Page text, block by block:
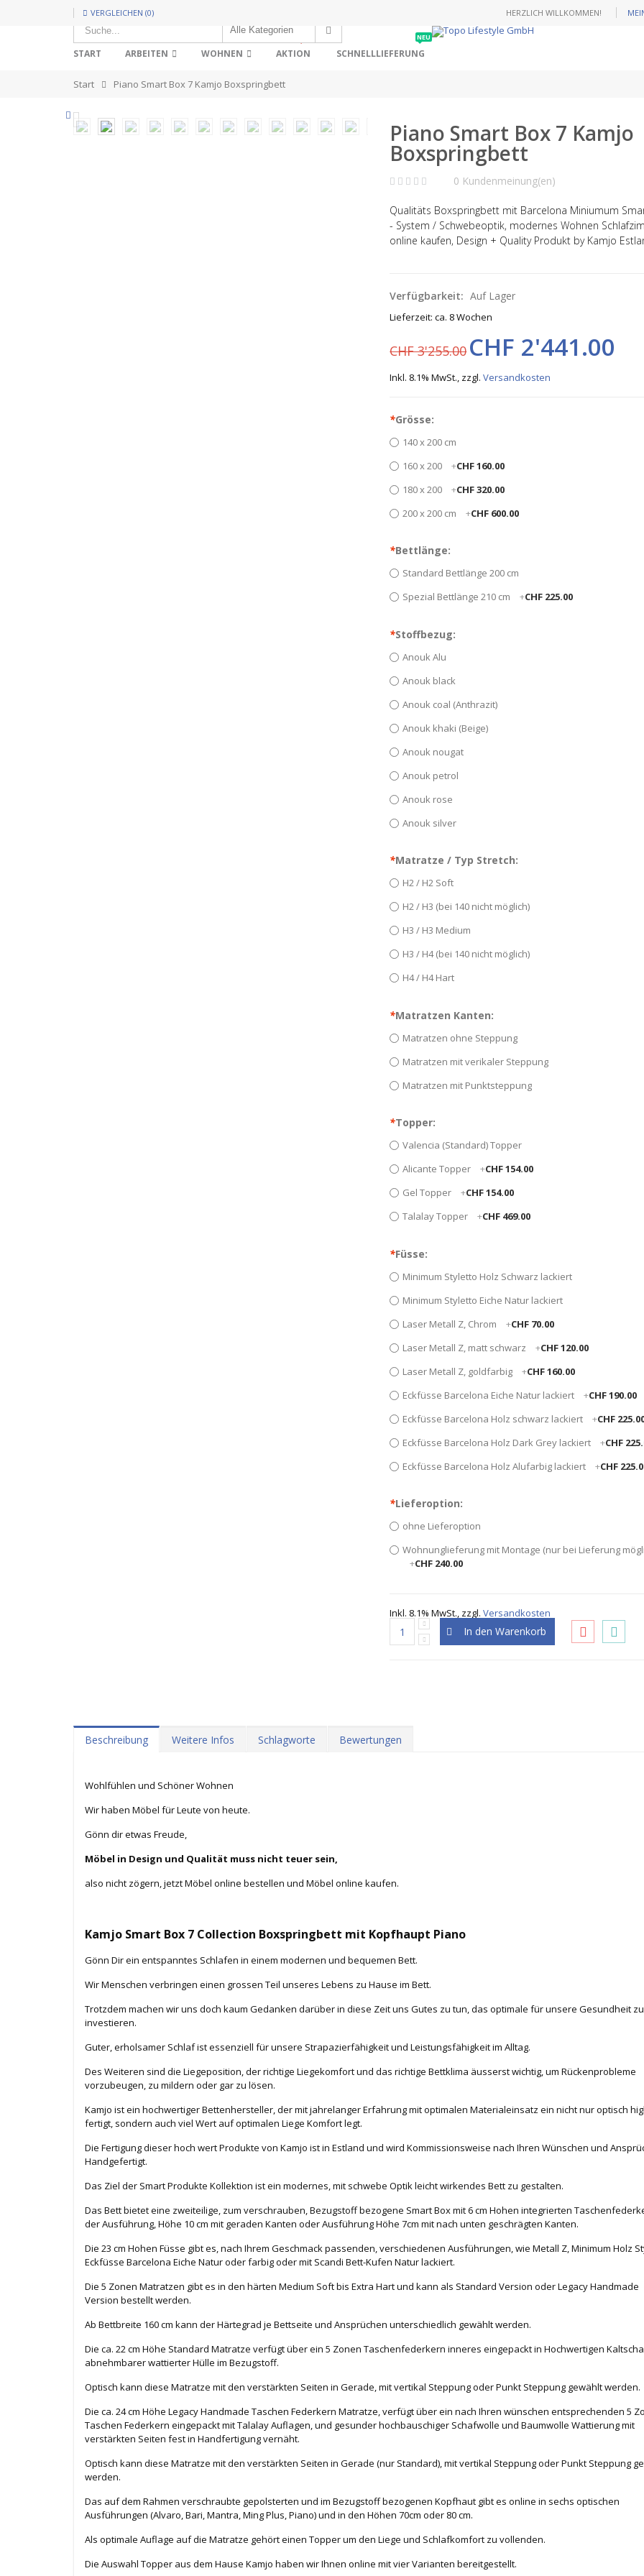
VERGLEICHEN (0) HERZLICH WILLKOMMEN!
START ARBEITEN WOHNEN AKTION SCHNELLLIEFERUNG
NEU
Start Piano Smart Box 7 Kamjo Boxspringbett
Piano Smart Box 7 Kamjo
Boxspringbett
0 Kundenmeinung(en)
Qualitäts Boxspringbett mit Barcelona Miniumum
- System / Schwebeoptik, modernes Wohnen
online kaufen, Design + Quality Produkt by Kamjo
Verfügbarkeit: Auf Lager
Lieferzeit: ca. 8 Wochen
CHF 3'255.00CHF 2'441.00
Inkl. 8.1% MwSt., zzgl.Versandkosten
*Grösse:
140 x 200 cm
160 x 200
+CHF 160.00
180 x 200
+CHF 320.00
200 x 200 cm
+CHF 600.00
*Bettlänge:
Standard Bettlänge 200 cm
Spezial Bettlänge 210 cm
+CHF 225.00
*Stoffbezug:
Anouk Alu
Anouk black
Anouk coal (Anthrazit)
Anouk khaki (Beige)
Anouk nougat
Anouk petrol
Anouk rose
Anouk silver
*Matratze / Typ Stretch:
H2 / H2 Soft
H2 / H3 (bei 140 nicht möglich)
H3 / H3 Medium
H3 / H4 (bei 140 nicht möglich)
H4 / H4 Hart
*Matratzen Kanten:
Matratzen ohne Steppung
Matratzen mit verikaler Steppung
Matratzen mit Punktsteppung
*Topper:
Valencia (Standard) Topper
Alicante Topper
+CHF 154.00
Gel Topper
+CHF 154.00
Talalay Topper
+CHF 469.00
*Füsse:
Minimum Styletto Holz Schwarz lackiert
Minimum Styletto Eiche Natur lackiert
Laser Metall Z, Chrom
+CHF 70.00
Laser Metall Z, matt schwarz
+CHF 120.00
Laser Metall Z, goldfarbig
+CHF 160.00
Eckfüsse Barcelona Eiche Natur lackiert
+CHF 190.00
Eckfüsse Barcelona Holz schwarz lackiert
+CHF
Eckfüsse Barcelona Holz Dark Grey lackiert
+CHF
Eckfüsse Barcelona Holz Alufarbig lackiert
+CHF
*Lieferoption:
ohne Lieferoption
Wohnunglieferung mit Montage (nur bei Lieferung
+CHF 240.00
Inkl. 8.1% MwSt., zzgl.Versandkosten
In den Warenkorb
Beschreibung Weitere Infos Schlagworte Bewertungen
Wohlfühlen und Schöner Wohnen
Wir haben Möbel für Leute von heute.
Gönn dir etwas Freude,
Möbel in Design und Qualität muss nicht teuer sein,
also nicht zögern, jetzt Möbel online bestellen und Möbel online kaufen.
Kamjo Smart Box 7 Collection Boxspringbett mit Kopfhaupt Piano
Gönn Dir ein entspanntes Schlafen in einem modernen und bequemen Bett.
Wir Menschen verbringen einen grossen Teil unseres Lebens zu Hause im Bett.
Trotzdem machen wir uns doch kaum Gedanken darüber in diese Zeit uns Gutes zu tun, das optimale für unsere Gesundheit zu
investieren.
Guter, erholsamer Schlaf ist essenziell für unsere Strapazierfähigkeit und Leistungsfähigkeit im Alltag.
Des Weiteren sind die Liegeposition, der richtige Liegekomfort und das richtige Bettklima äusserst wichtig, um Rückenprobleme
vorzubeugen, zu mildern oder gar zu lösen.
Kamjo ist ein hochwertiger Bettenhersteller, der mit jahrelanger Erfahrung mit optimalen Materialeinsatz ein nicht nur optisch
fertigt, sondern auch viel Wert auf optimalen Liege Komfort legt.
Die Fertigung dieser hoch wert Produkte von Kamjo ist in Estland und wird Kommissionsweise nach Ihren Wünschen und
Handgefertigt.
Das Ziel der Smart Produkte Kollektion ist ein modernes, mit schwebe Optik leicht wirkendes Bett zu gestalten.
Das Bett bietet eine zweiteilige, zum verschrauben, Bezugstoff bezogene Smart Box mit 6 cm Hohen integrierten
der Ausführung, Höhe 10 cm mit geraden Kanten oder Ausführung Höhe 7cm mit nach unten geschrägten Kanten.
Die 23 cm Hohen Füsse gibt es, nach Ihrem Geschmack passenden, verschiedenen Ausführungen, wie Metall Z, Minimum Holz
Eckfüsse Barcelona Eiche Natur oder farbig oder mit Scandi Bett-Kufen Natur lackiert.
Die 5 Zonen Matratzen gibt es in den härten Medium Soft bis Extra Hart und kann als Standard Version oder Legacy Handmade
Version bestellt werden.
Ab Bettbreite 160 cm kann der Härtegrad je Bettseite und Ansprüchen unterschiedlich gewählt werden.
Die ca. 22 cm Höhe Standard Matratze verfügt über ein 5 Zonen Taschenfederkern inneres eingepackt in Hochwertigen
abnehmbarer wattierter Hülle im Bezugstoff.
Optisch kann diese Matratze mit den verstärkten Seiten in Gerade, mit vertikal Steppung oder Punkt Steppung gewählt werden.
Die ca. 24 cm Höhe Legacy Handmade Taschen Federkern Matratze, verfügt über ein nach Ihren wünschen entsprechenden 5
Taschen Federkern eingepackt mit Talalay Auflagen, und gesunder hochbauschiger Schafwolle und Baumwolle Wattierung mit
verstärkten Seiten fest in Handfertigung vernäht.
Optisch kann diese Matratze mit den verstärkten Seiten in Gerade (nur Standard), mit vertikal Steppung oder Punkt Steppung
werden.
Das auf dem Rahmen verschraubte gepolsterten und im Bezugstoff bezogenen Kopfhaut gibt es online in sechs optischen
Ausführungen (Alvaro, Bari, Mantra, Ming Plus, Piano) und in den Höhen 70cm oder 80 cm.
Als optimale Auflage auf die Matratze gehört einen Topper um den Liege und Schlafkomfort zu vollenden.
Die Auswahl Topper aus dem Hause Kamjo haben wir Ihnen online mit vier Varianten bereitgestellt.